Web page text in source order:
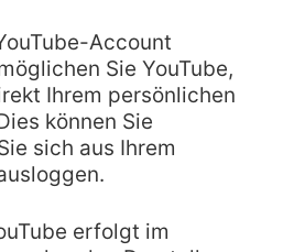
Account
Sie YouTube,
Ihrem persönlichen
können Sie
sich aus Ihrem
erfolgt im